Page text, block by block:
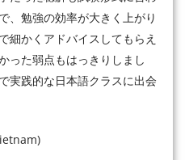
、勉強の効率が大きく上がり
細かくアドバイスしてもらえ
った弱点もはっきりしまし
実践的な日本語クラスに出会